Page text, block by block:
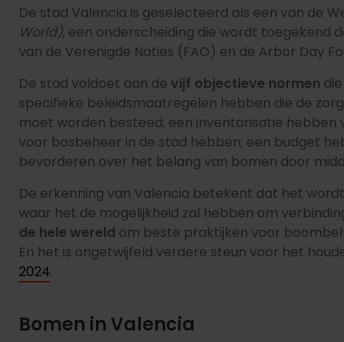
De stad Valencia is geselecteerd als een van de
World), een onderscheiding die wordt toegekend
van de Verenigde Naties (FAO) en de Arbor Day
De stad voldoet aan de vijf objectieve normen
specifieke beleidsmaatregelen hebben die de
moet worden besteed; een inventarisatie
voor bosbeheer in de stad hebben; een budget
bevorderen over het belang van bomen door
De erkenning van Valencia betekent dat het
waar het de mogelijkheid zal hebben om
de hele wereld om beste praktijken voor
En het is ongetwijfeld verdere steun voor het
2024.
Bomen in Valencia